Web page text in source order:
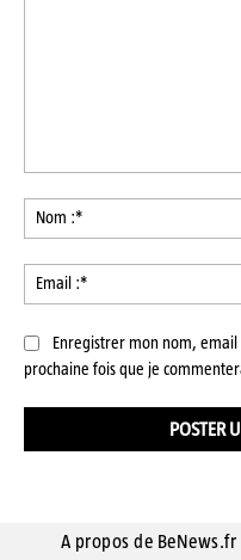
Enregistrer mon nom,
prochaine fois que je
A propos de BeNews.fr